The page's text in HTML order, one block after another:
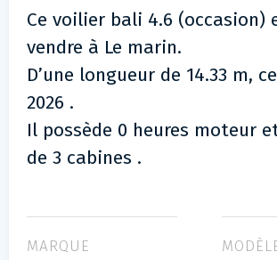
Ce voilier bali 4.6 (occasion)
vendre à Le marin.
D’une longueur de 14.33 m,
2026 .
Il possède 0 heures moteur
de 3 cabines .
MARQUE